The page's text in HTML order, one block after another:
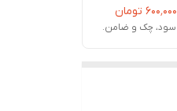
۶۰۰٬۰۰۰ تومان